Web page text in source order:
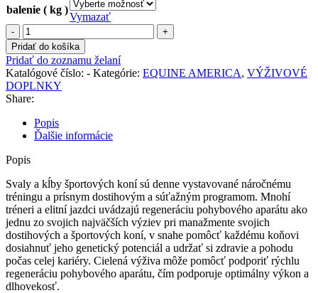
balenie ( kg )
Vymazať
množstvo
Equine
America
-
Cortaflex®
Recovery
Powder
Pridať do košíka
Pridať do zoznamu želaní
Katalógové číslo: - Kategórie: EQUINE AMERICA, VÝŽIVOVÉ
DOPLNKY
Share:
Popis
Ďalšie informácie
Popis
Svaly a kĺby športových koní sú denne vystavované náročnému
tréningu a prísnym dostihovým a súťažným programom. Mnohí
tréneri a elitní jazdci uvádzajú regeneráciu pohybového aparátu ako
jednu zo svojich najväčších výziev pri manažmente svojich
dostihových a športových koní, v snahe pomôcť každému koňovi
dosiahnuť jeho genetický potenciál a udržať si zdravie a pohodu
počas celej kariéry. Cielená výživa môže pomôcť podporiť rýchlu
regeneráciu pohybového aparátu, čím podporuje optimálny výkon a
dlhovekosť.